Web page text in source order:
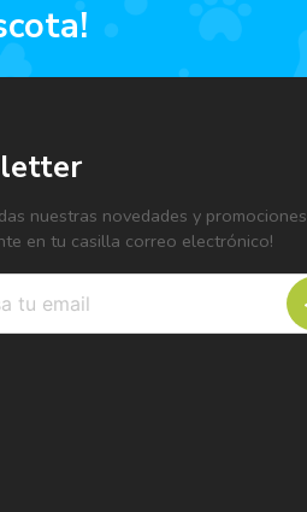
nuestras novedades y promociones
en tu casilla correo electrónico!